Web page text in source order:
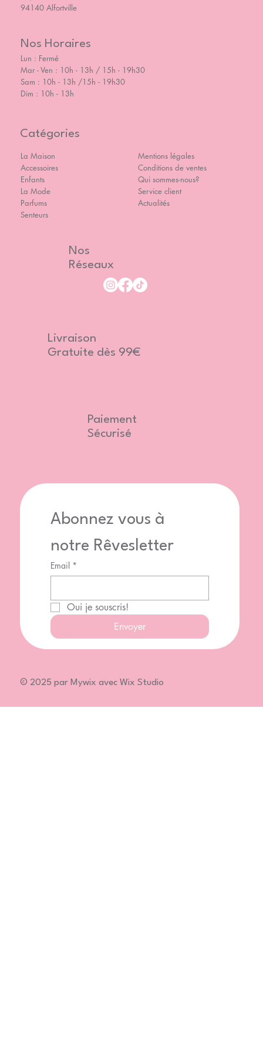
94140 Alfortville
Nos Horaires
Lun : Fermé
Mar - Ven : 10h - 13h / 15h - 19h30
Sam : 10h - 13h /15h - 19h30
Dim : 10h - 13h
Catégories
La Maison
Accessoires
Enfants
La Mode
Parfums
Senteurs
Mentions légales
Conditions de ventes
Qui sommes-nous?
Service client
Actualités
Abonnez vous à
notre Rêvesletter
Email *
Oui je souscris!
Envoyer
Nos
Réseaux
Livraison
Gratuite dès 99€
Paiement
Sécurisé
© 2025 par Mywix avec Wix Studio